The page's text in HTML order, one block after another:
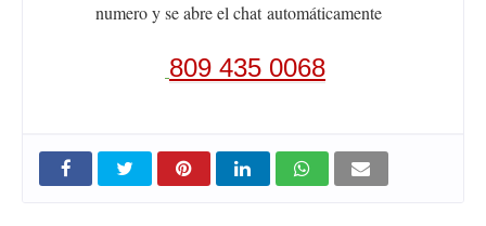
numero y se abre el chatautomáticamente
809 435 0068